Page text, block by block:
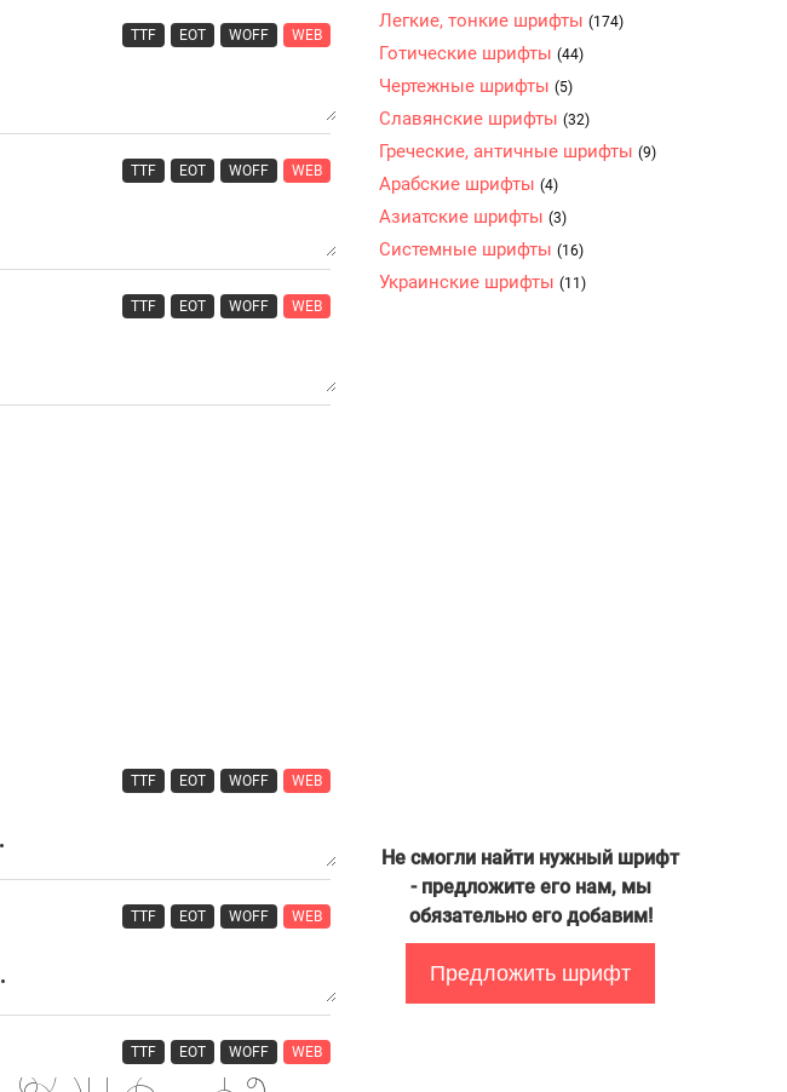
TTF EOT WOFF WEB
TTF EOT WOFF WEB
TTF EOT WOFF WEB
TTF EOT WOFF WEB
TTF EOT WOFF WEB
TTF EOT WOFF WEB
Легкие, тонкие шрифты (174)
Готические шрифты (44)
Чертежные шрифты (5)
Славянские шрифты (32)
Греческие, античные шрифты (9)
Арабские шрифты (4)
Азиатские шрифты (3)
Системные шрифты (16)
Украинские шрифты (11)
Не смогли найти нужный шрифт
- предложите его нам, мы
обязательно его добавим!
Предложить шрифт